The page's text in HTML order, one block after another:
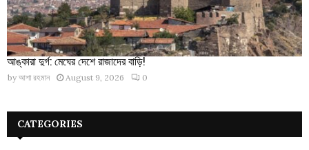
আঙ্কারা দুর্গ: মেঘের দেশে রাজাদের বাড়ি!
by আশা রহমান August 9, 2026 0
CATEGORIES